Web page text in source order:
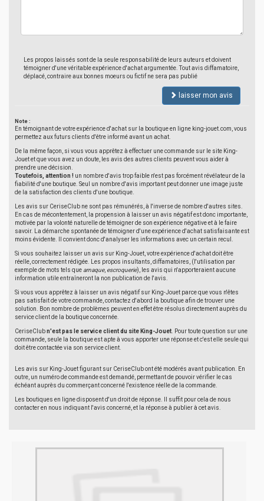
Les propos laissés sont de la seule responsabilité de leurs auteurs et doivent
témoigner d'une véritable expérience d'achat argumentée. Tout avis diffamatoire,
déplacé, contraire aux bonnes moeurs ou fictif ne sera pas publié
laisser mon avis
Note :
En témoignant de votre expérience d'achat sur la boutique en ligne king-jouet.com, vous
permettez aux futurs clients d'être informé avant un achat.
De la même façon, si vous vous apprêtez à effectuer une commande sur le site King-
Jouet et que vous avez un doute, les avis des autres clients peuvent vous aider à
prendre une décision.
Toutefois, attention ! un nombre d'avis trop faible n'est pas forcément révélateur de la
fiabilité d'une boutique. Seul un nombre d'avis important peut donner une image juste
de la satisfaction des clients d'une boutique.
Les avis sur CeriseClub ne sont pas rémunérés, à l'inverse de nombre d'autres sites.
En cas de mécontentement, la propension à laisser un avis négatif est donc importante,
motivée par la volonté naturelle de témoigner de son expérience négative et à le faire
savoir. La démarche spontanée de témoigner d'une expérience d'achat satisfaisante est
moins évidente. Il convient donc d'analyser les informations avec un certain recul.
Si vous souhaitez laisser un avis sur King-Jouet, votre expérience d'achat doit être
réelle, correctement rédigée. Les propos insultants, diffamatoires, (l'utilisation par
exemple de mots tels que arnaque, escroquerie), les avis qui n'apporteraient aucune
information utile entraîneront la non publication de l'avis.
Si vous vous apprêtez à laisser un avis négatif sur King-Jouet parce que vous n'êtes
pas satisfait de votre commande, contactez d'abord la boutique afin de trouver une
solution. Bon nombre de problèmes peuvent en effet être résolus directement auprès du
service client de la boutique concernée.
CeriseClubn'est pas le service client du site King-Jouet . Pour toute question sur une
commande, seule la boutique est apte à vous apporter une réponse et c'est elle seule qui
doit être contactée via son service client.
Les avis sur King-Jouet figurant sur CeriseClub ont été modérés avant publication. En
outre, un numéro de commande est demandé, permettant de pouvoir vérifier le cas
échéant auprès du commerçant concerné l'existence réelle de la commande.
Les boutiques en ligne disposent d'un droit de réponse. Il suffit pour cela de nous
contacter en nous indiquant l'avis concerné, et la réponse à publier à cet avis.